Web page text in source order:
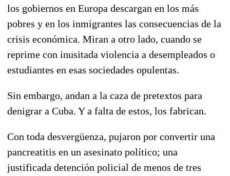
los gobiernos en Europa descargan en los más
pobres y en los inmigrantes las consecuencias de la
crisis económica. Miran a otro lado, cuando se
reprime con inusitada violencia a desempleados o
estudiantes en esas sociedades opulentas.
Sin embargo, andan a la caza de pretextos para
denigrar a Cuba. Y a falta de estos, los fabrican.
Con toda desvergüenza, pujaron por convertir una
pancreatitis en un asesinato político; una
justificada detención policial de menos de tres